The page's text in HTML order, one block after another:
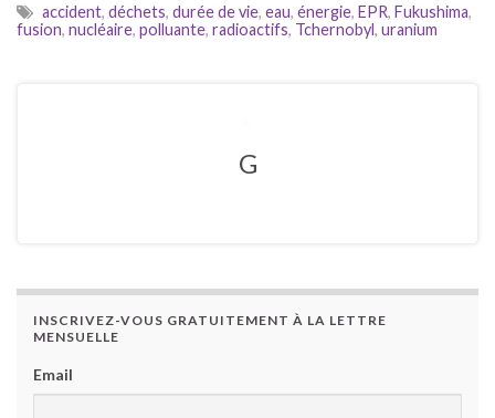
accident, déchets, durée de vie, eau, énergie, EPR, Fukushima,
fusion, nucléaire, polluante, radioactifs, Tchernobyl, uranium
G
INSCRIVEZ-VOUS GRATUITEMENT À LA LETTRE
MENSUELLE
Email